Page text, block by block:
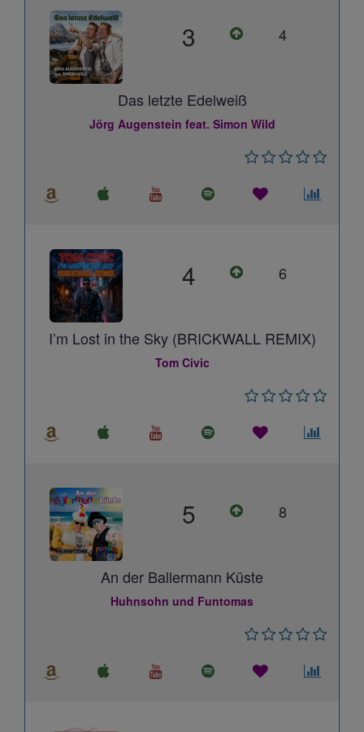
3 4
Das letzte Edelweiß
Jörg Augenstein feat. Simon Wild
4 6
I’m Lost in the Sky (BRICKWALL REMIX)
Tom Civic
5 8
An der Ballermann Küste
Huhnsohn und Funtomas